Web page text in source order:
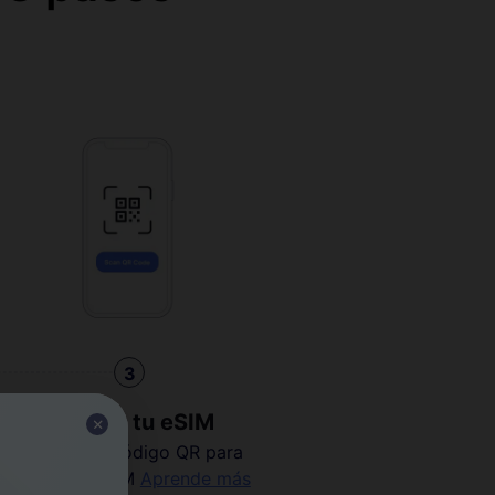
3
Instalar tu eSIM
Escanea el código QR para
activar tu eSIM Aprende más